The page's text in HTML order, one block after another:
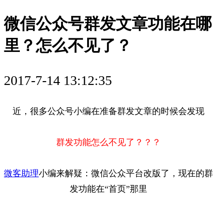
微信公众号群发文章功能在哪
里？怎么不见了？
2017-7-14 13:12:35
近，很多公众号小编在准备群发文章的时候会发现
群发功能怎么不见了？？？
微客助理小编来解疑：微信公众平台改版了，现在的群
发功能在“首页”那里